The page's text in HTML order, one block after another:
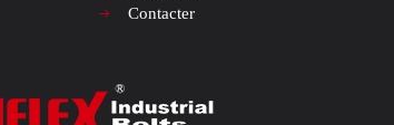
Contacter